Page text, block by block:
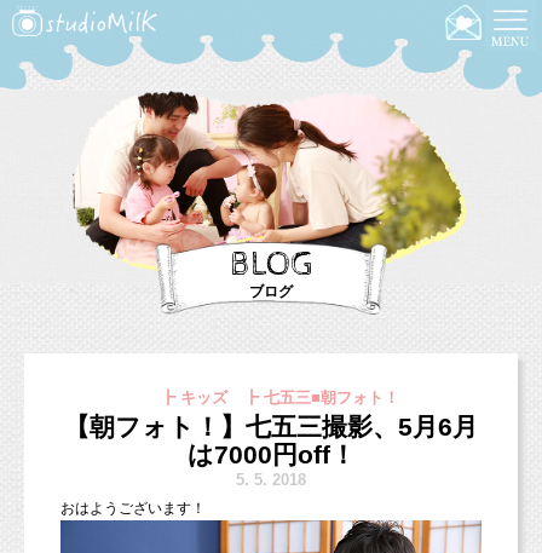
BLOG
ブログ
┣ キッズ ┣ 七五三■朝フォト！
【朝フォト！】七五三撮影、5月6月
は7000円off！
5. 5. 2018
おはようございます！